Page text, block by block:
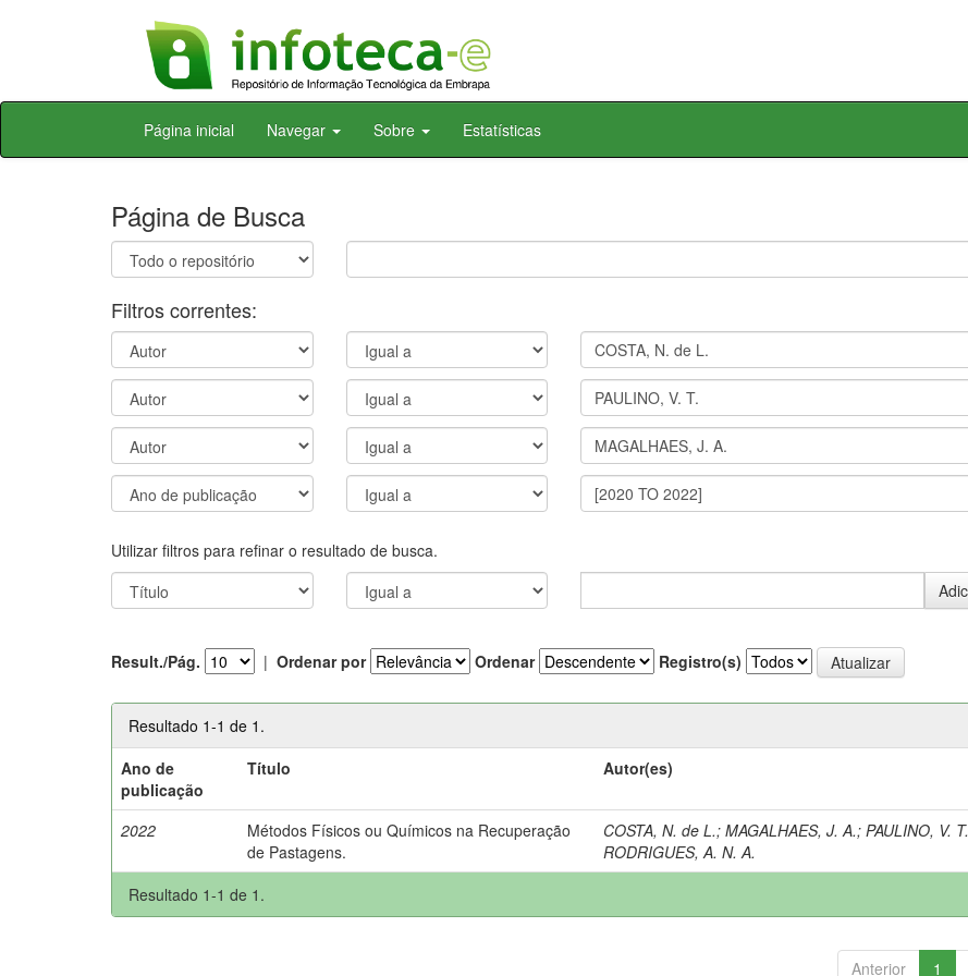
Skip
Página inicial Navegar Sobre Estatísticas
Página de Busca
Filtros correntes:
Utilizar filtros para refinar o resultado de busca.
Result./Pág. | Ordenar por Ordenar Registro(s)
Resultado 1-1 de 1.
Ano de
publicação
Título Autor(es)
2022
Métodos Físicos ou Químicos na Recuperação
de Pastagens.
COSTA, N. de L.;MAGALHAES, J. A.;PAULINO, V. T.
RODRIGUES, A. N. A.
Resultado 1-1 de 1.
Anterior 1